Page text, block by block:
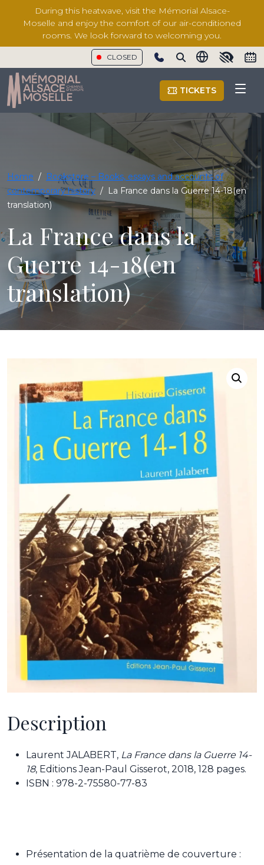
During this heatwave, visit the Mémorial Alsace-
Moselle and enjoy the comfort of our air-conditioned
rooms. We look forward to welcoming you.
CLOSED
Show phone number
TICKETS
Home / Bookstore – Books, essays and accounts of
contemporary history / La France dans la Guerre 14-18(en
translation)
La France dans la
Guerre 14-18(en
translation)
Description
Laurent JALABERT, La France dans la Guerre 14-
18, Editions Jean-Paul Gisserot, 2018, 128 pages.
ISBN : 978-2-75580-77-83
Présentation de la quatrième de couverture :